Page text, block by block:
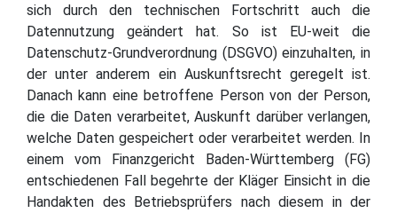
sich durch den technischen Fortschritt auch die
Datennutzung geändert hat. So ist EU-weit die
Datenschutz-Grundverordnung (DSGVO) einzuhalten, in
der unter anderem ein Auskunftsrecht geregelt ist.
Danach kann eine betroffene Person von der Person,
die die Daten verarbeitet, Auskunft darüber verlangen,
welche Daten gespeichert oder verarbeitet werden. In
einem vom Finanzgericht Baden-Württemberg (FG)
entschiedenen Fall begehrte der Kläger Einsicht in die
Handakten des Betriebsprüfers nach diesem in der